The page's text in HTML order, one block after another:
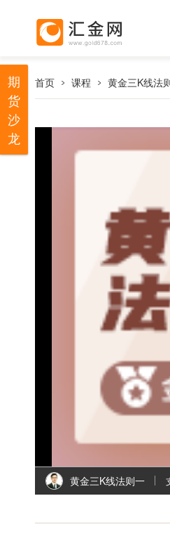
首页 课程 黄金三K线法
黄金三K线法则一
期
货
沙
龙